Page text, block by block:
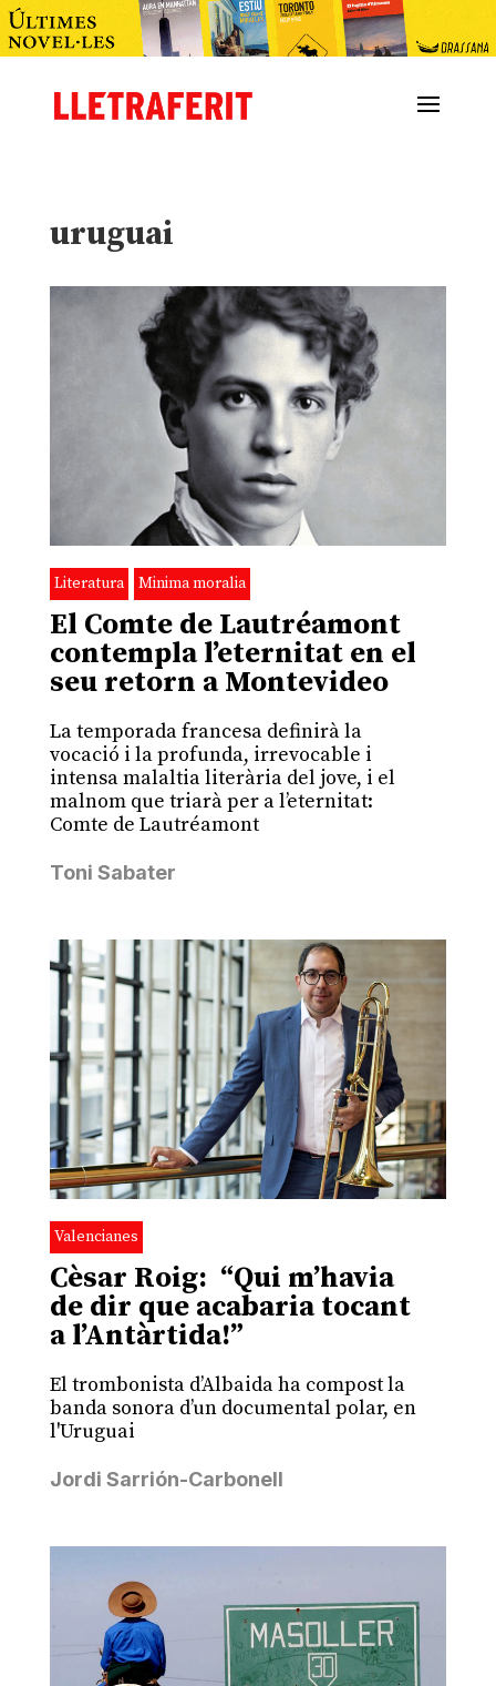
uruguai
Literatura Minima moralia
El Comte de Lautréamont
contempla l’eternitat en el
seu retorn a Montevideo
La temporada francesa definirà la
vocació i la profunda, irrevocable i
intensa malaltia literària del jove, i el
malnom que triarà per a l’eternitat:
Comte de Lautréamont
Toni Sabater
Valencianes
Cèsar Roig: “Qui m’havia
de dir que acabaria tocant
a l’Antàrtida!”
El trombonista d’Albaida ha compost la
banda sonora d’un documental polar, en
l'Uruguai
Jordi Sarrión-Carbonell